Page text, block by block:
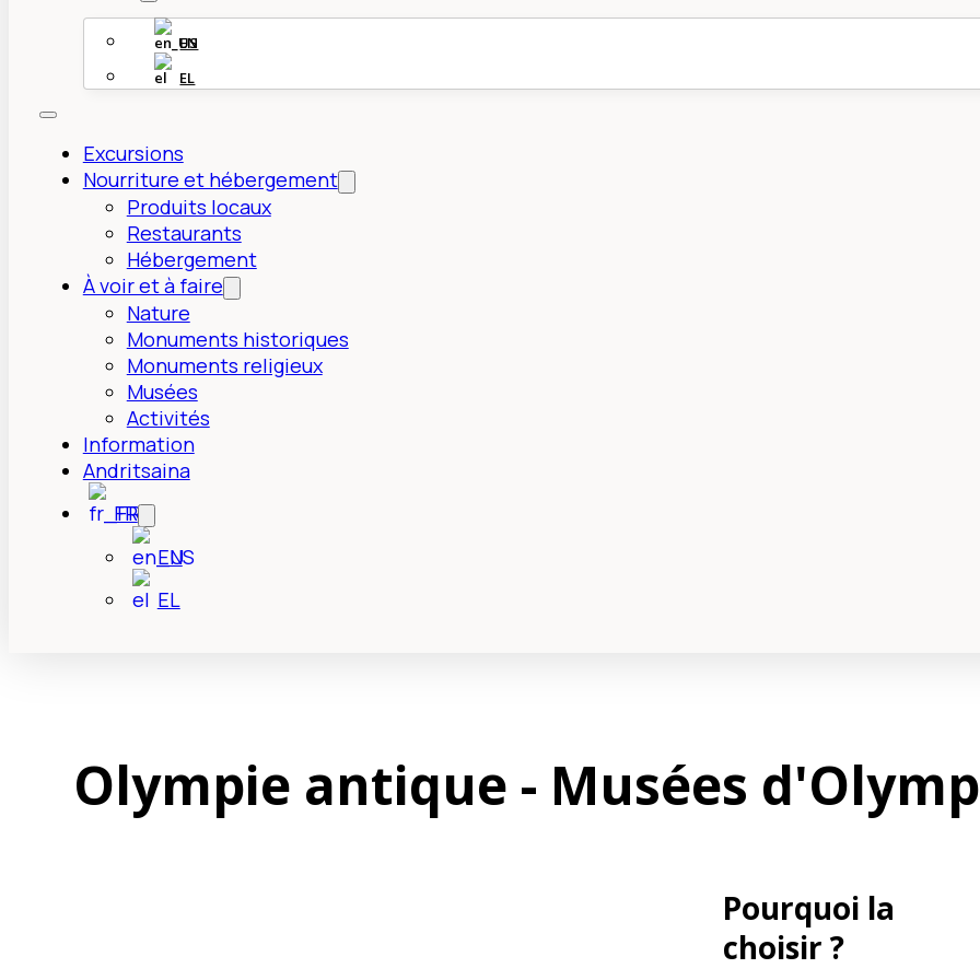
EN
EL
Excursions
Nourriture et hébergement
Produits locaux
Restaurants
Hébergement
À voir et à faire
Nature
Monuments historiques
Monuments religieux
Musées
Activités
Information
Andritsaina
FR
EN
EL
Olympie antique - Musées
Pourquoi la
choisir ?